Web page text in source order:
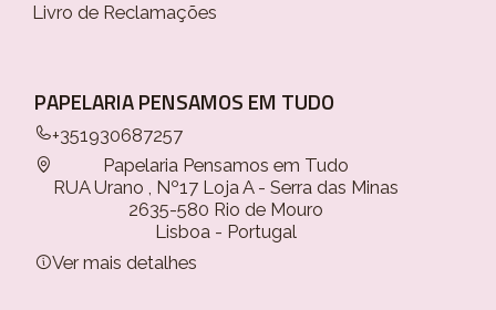
Livro de Reclamações
PAPELARIA PENSAMOS EM TUDO
+351930687257
Papelaria Pensamos em Tudo
RUA Urano , Nº17 Loja A - Serra das Minas
2635-580 Rio de Mouro
Lisboa - Portugal
Ver mais detalhes